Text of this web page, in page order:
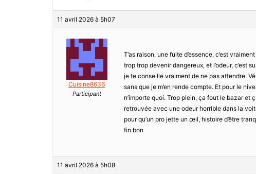
11 avril 2026 à 5h07
Cuisine8636
Participant
T’as raison, une fuite d’essence, c’est
trop trop devenir dangereux, et l’odeur, c’est
je te conseille vraiment de ne pas attendre.
sans que je m’en rende compte. Et pour le
n’importe quoi. Trop plein, ça fout le bazar et
retrouvée avec une odeur horrible dans la
pour qu’un pro jette un œil, histoire d’être
fin bon
11 avril 2026 à 5h08